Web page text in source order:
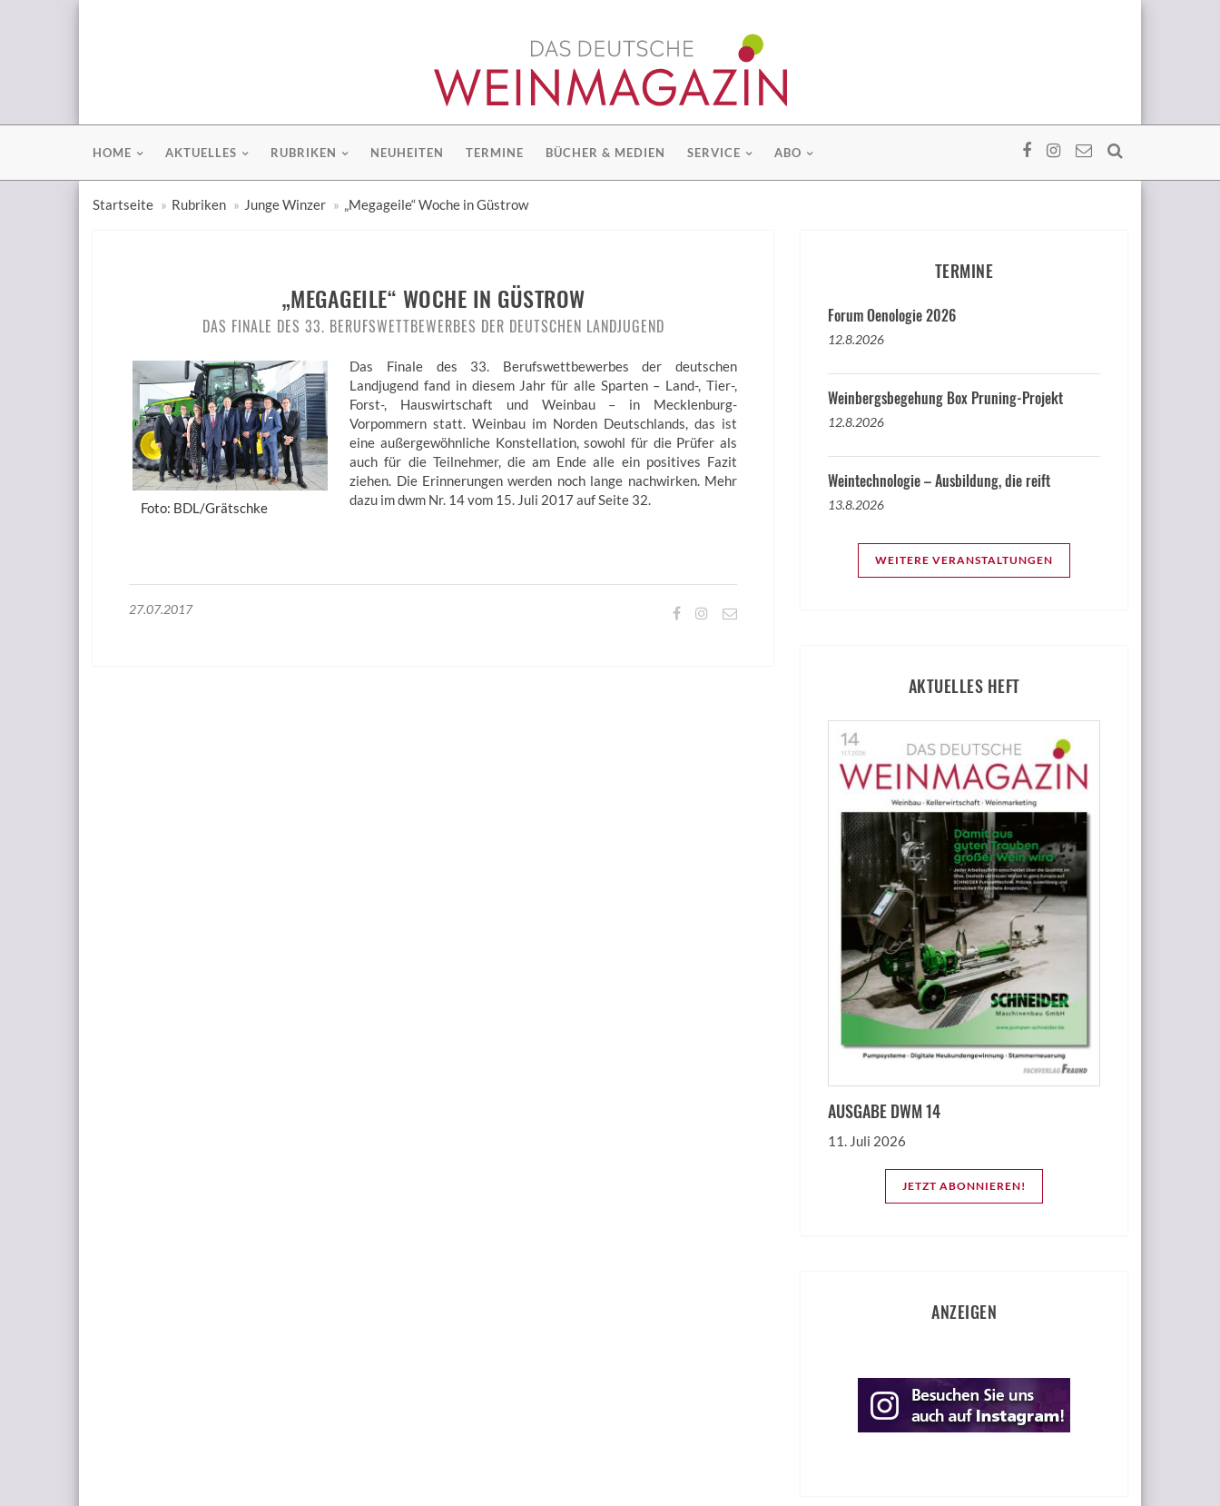
HOME AKTUELLES RUBRIKEN NEUHEITEN TERMINE BÜCHER & MEDIEN SERVICE ABO
Startseite Rubriken Junge Winzer „Megageile“ Woche in Güstrow
„MEGAGEILE“ WOCHE IN GÜSTROW
DAS FINALE DES 33. BERUFSWETTBEWERBES DER DEUTSCHEN LANDJUGEND
Foto: BDL/Grätschke
Das Finale des 33. Berufswettbewerbes der deutschen
Landjugend fand in diesem Jahr für alle Sparten – Land-, Tier-,
Forst-, Hauswirtschaft und Weinbau – in Mecklenburg-
Vorpommern statt. Weinbau im Norden Deutschlands, das ist
eine außergewöhnliche Konstellation, sowohl für die Prüfer als
auch für die Teilnehmer, die am Ende alle ein positives Fazit
ziehen. Die Erinnerungen werden noch lange nachwirken. Mehr
dazu im dwm Nr. 14 vom 15. Juli 2017 auf Seite 32.
27.07.2017
TERMINE
Forum Oenologie 2026
12.8.2026
Weinbergsbegehung Box Pruning-Projekt
12.8.2026
Weintechnologie – Ausbildung, die reift
13.8.2026
WEITERE VERANSTALTUNGEN
AKTUELLES HEFT
AUSGABE DWM 14
11. Juli 2026
JETZT ABONNIEREN!
ANZEIGEN